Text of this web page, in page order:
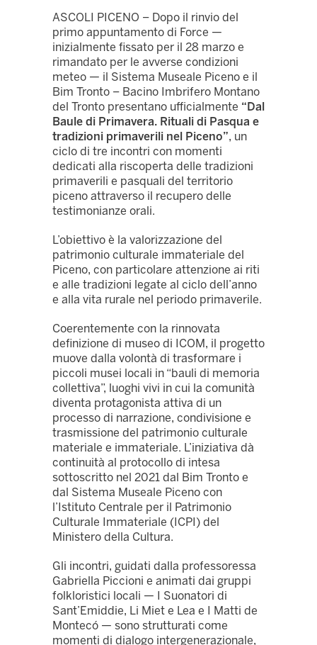
ASCOLI PICENO – Dopo il rinvio del
primo appuntamento di Force —
inizialmente fissato per il 28 marzo e
rimandato per le avverse condizioni
meteo — il Sistema Museale Piceno e il
Bim Tronto – Bacino Imbrifero Montano
del Tronto presentano ufficialmente “Dal
Baule di Primavera. Rituali di Pasqua e
tradizioni primaverili nel Piceno”, un
ciclo di tre incontri con momenti
dedicati alla riscoperta delle tradizioni
primaverili e pasquali del territorio
piceno attraverso il recupero delle
testimonianze orali.
L’obiettivo è la valorizzazione del
patrimonio culturale immateriale del
Piceno, con particolare attenzione ai riti
e alle tradizioni legate al ciclo dell’anno
e alla vita rurale nel periodo primaverile.
Coerentemente con la rinnovata
definizione di museo di ICOM, il progetto
muove dalla volontà di trasformare i
piccoli musei locali in “bauli di memoria
collettiva”, luoghi vivi in cui la comunità
diventa protagonista attiva di un
processo di narrazione, condivisione e
trasmissione del patrimonio culturale
materiale e immateriale. L’iniziativa dà
continuità al protocollo di intesa
sottoscritto nel 2021 dal Bim Tronto e
dal Sistema Museale Piceno con
l’Istituto Centrale per il Patrimonio
Culturale Immateriale (ICPI) del
Ministero della Cultura.
Gli incontri, guidati dalla professoressa
Gabriella Piccioni e animati dai gruppi
folkloristici locali — I Suonatori di
Sant’Emiddie, Li Miet e Lea e I Matti de
Montecó — sono strutturati come
momenti di dialogo intergenerazionale,